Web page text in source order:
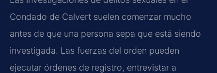
Condado de Calvert suelen comenzar mucho
antes de que una persona sepa que está siendo
investigada. Las fuerzas del orden pueden
ejecutar órdenes de registro, entrevistar a